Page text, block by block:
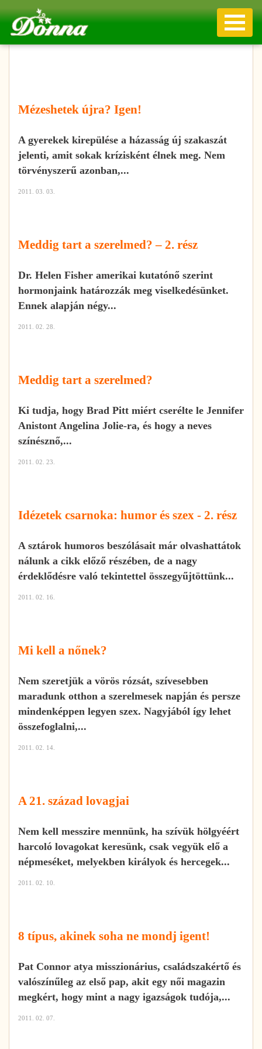
Mézeshetek újra? Igen!
A gyerekek kirepülése a házasság új szakaszát
jelenti, amit sokak krízisként élnek meg. Nem
törvényszerű azonban,...
2011. 03. 03.
Meddig tart a szerelmed? – 2. rész
Dr. Helen Fisher amerikai kutatónő szerint
hormonjaink határozzák meg viselkedésünket.
Ennek alapján négy...
2011. 02. 28.
Meddig tart a szerelmed?
Ki tudja, hogy Brad Pitt miért cserélte le Jennifer
Anistont Angelina Jolie-ra, és hogy a neves
színésznő,...
2011. 02. 23.
Idézetek csarnoka: humor és szex - 2. rész
A sztárok humoros beszólásait már olvashattátok
nálunk a cikk előző részében, de a nagy
érdeklődésre való tekintettel összegyűjtöttünk...
2011. 02. 16.
Mi kell a nőnek?
Nem szeretjük a vörös rózsát, szívesebben
maradunk otthon a szerelmesek napján és persze
mindenképpen legyen szex. Nagyjából így lehet
összefoglalni,...
2011. 02. 14.
A 21. század lovagjai
Nem kell messzire mennünk, ha szívük hölgyéért
harcoló lovagokat keresünk, csak vegyük elő a
népmeséket, melyekben királyok és hercegek...
2011. 02. 10.
8 típus, akinek soha ne mondj igent!
Pat Connor atya misszionárius, családszakértő és
valószínűleg az első pap, akit egy női magazin
megkért, hogy mint a nagy igazságok tudója,...
2011. 02. 07.